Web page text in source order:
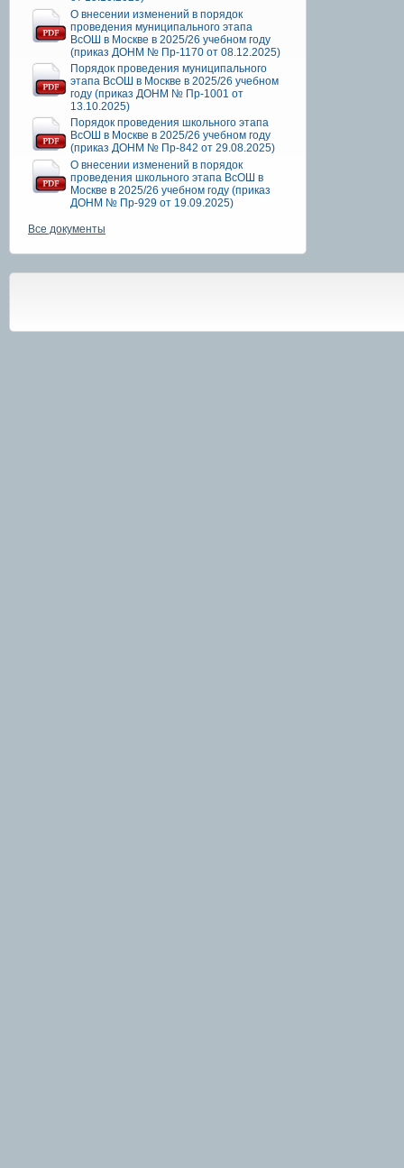
О внесении изменений в порядок
проведения муниципального этапа
ВсОШ в Москве в 2025/26 учебном году
(приказ ДОНМ № Пр-1170 от 08.12.2025)
Порядок проведения муниципального
этапа ВсОШ в Москве в 2025/26 учебном
году (приказ ДОНМ № Пр-1001 от
13.10.2025)
Порядок проведения школьного этапа
ВсОШ в Москве в 2025/26 учебном году
(приказ ДОНМ № Пр-842 от 29.08.2025)
О внесении изменений в порядок
проведения школьного этапа ВсОШ в
Москве в 2025/26 учебном году (приказ
ДОНМ № Пр-929 от 19.09.2025)
Все документы